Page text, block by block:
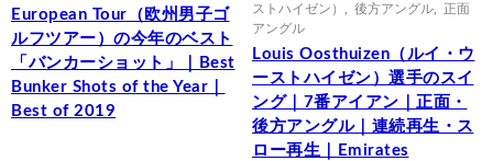
European Tour（欧州男子ゴ
ルフツアー）の今年のベスト
「バンカーショット」｜Best
Bunker Shots of the Year｜
Best of 2019
ストハイゼン）
後方アングル
正面
アングル
Louis Oosthuizen（ルイ・ウ
ーストハイゼン）選手のスイ
ング｜7番アイアン｜正面・
後方アングル｜連続再生・ス
ロー再生｜Emirates